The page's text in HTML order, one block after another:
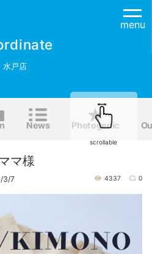
menu
水戸店
News Photogenic
マ様
3/7 4337 0